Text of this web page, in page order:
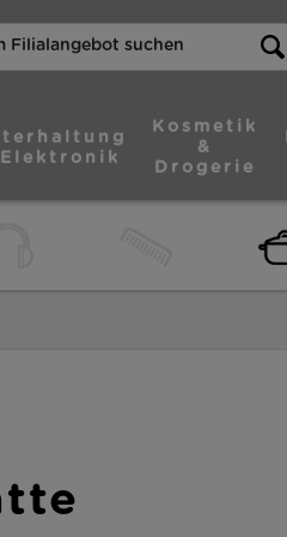
Kosmetik
&
Drogerie